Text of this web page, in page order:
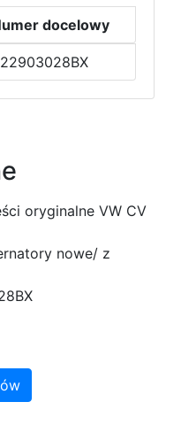
docelowy
oryginalne VW CV
nowe/ z